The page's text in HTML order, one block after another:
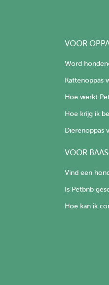
VOOR
Word
Kattenoppas
Hoe werkt
Hoe krijg ik
Dierenoppas
VOOR
Vind een
Is Petbnb
Hoe kan ik